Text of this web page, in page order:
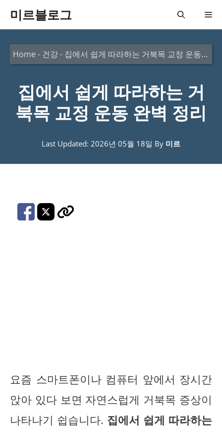
미르블로그 메
뉴
Home - 건강- 집에서 쉽게 따라하는 거북목 교정 운동 완벽 정리
집에서 쉽게 따라하는 거
북목 교정 운동 완벽 정리
Last Updated: 2026년 05월 18일 By 미르
요즘 스마트폰이나 컴퓨터 앞에서 장시간
앉아 있다 보면 자연스럽게 거북목 증상이
나타나기 쉽습니다. 집에서 쉽게 따라하는